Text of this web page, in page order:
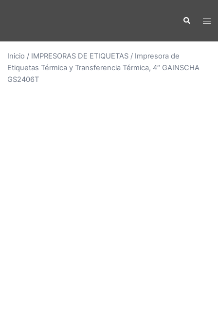
Buscar
Inicio / IMPRESORAS DE ETIQUETAS / Impresora de
Etiquetas Térmica y Transferencia Térmica, 4″ GAINSCHA
GS2406T